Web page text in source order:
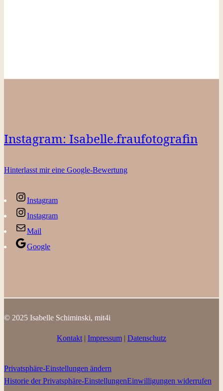
Instagram: Isabelle.fraufotografin
Hinterlasst mir eine Google-Bewertung
Instagram
Instagram
Mail
Google
© 2025 Isabelle Schiminski, mit4i
Kontakt | Impressum | Datenschutz
Privatsphäre-Einstellungen ändern
Historie der Privatsphäre-EinstellungenEinwilligungen widerrufen